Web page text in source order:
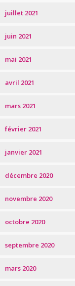
juillet 2021
juin 2021
mai 2021
avril 2021
mars 2021
février 2021
janvier 2021
décembre 2020
novembre 2020
octobre 2020
septembre 2020
mars 2020